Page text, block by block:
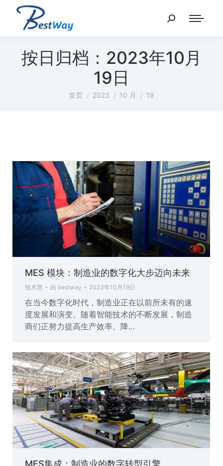
按日归档： 2023年10月
19日
您在这里：
首页 2023 10 月 19
MES 模块：制造业的数字化大步迈向未来
技术慧 由 bestway 2023年10月19日
在当今数字化时代，制造业正在以前所未有的速
度发展和演变。随着智能技术的不断发展，制造
商们正努力提高生产效率、降…